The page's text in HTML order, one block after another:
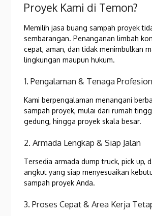
Proyek Kami di Temon?
Memilih jasa buang sampah proyek
sembarangan. Penanganan limbah
cepat, aman, dan tidak menimbulkan
lingkungan maupun hukum.
1. Pengalaman & Tenaga
Kami berpengalaman menangani
sampah proyek, mulai dari rumah
gedung, hingga proyek skala besar.
2. Armada Lengkap & Siap Jalan
Tersedia armada dump truck, pick up,
angkut yang siap menyesuaikan
sampah proyek Anda.
3. Proses Cepat & Area Kerja